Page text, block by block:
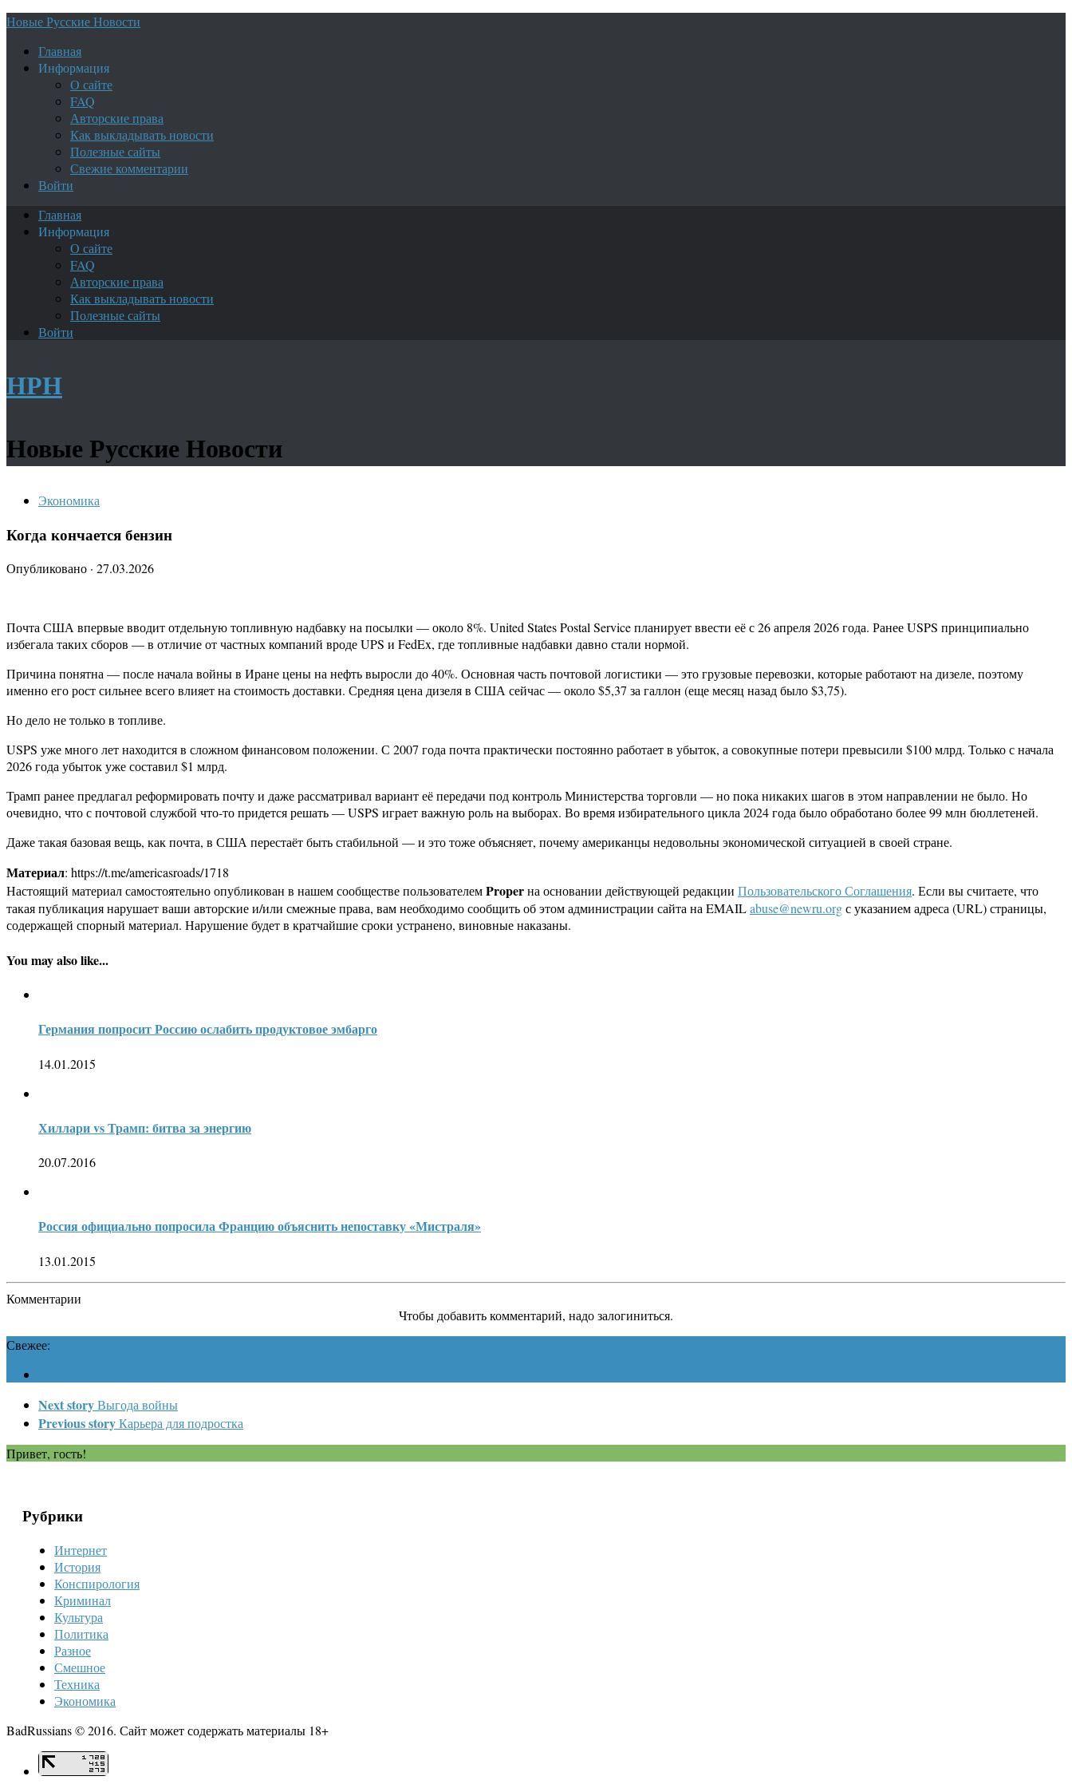
Новые Русские Новости
Главная
Информация
О сайте
FAQ
Авторские права
Как выкладывать новости
Полезные сайты
Свежие комментарии
Войти
Главная
Информация
О сайте
FAQ
Авторские права
Как выкладывать новости
Полезные сайты
Войти
НРН
Новые Русские Новости
Экономика
Когда кончается бензин
Опубликовано · 27.03.2026
Почта США впервые вводит отдельную топливную надбавку на посылки — около 8%. United States Postal Service планирует ввести её с 26 апреля 2026 года. Ранее USPS принципиально
избегала таких сборов — в отличие от частных компаний вроде UPS и FedEx, где топливные надбавки давно стали нормой.
Причина понятна — после начала войны в Иране цены на нефть выросли до 40%. Основная часть почтовой логистики — это грузовые перевозки, которые работают на дизеле, поэтому
именно его рост сильнее всего влияет на стоимость доставки. Средняя цена дизеля в США сейчас — около $5,37 за галлон (еще месяц назад было $3,75).
Но дело не только в топливе.
USPS уже много лет находится в сложном финансовом положении. С 2007 года почта практически постоянно работает в убыток, а совокупные потери превысили $100 млрд. Только с начала
2026 года убыток уже составил $1 млрд.
Трамп ранее предлагал реформировать почту и даже рассматривал вариант её передачи под контроль Министерства торговли — но пока никаких шагов в этом направлении не было. Но
очевидно, что с почтовой службой что-то придется решать — USPS играет важную роль на выборах. Во время избирательного цикла 2024 года было обработано более 99 млн бюллетеней.
Даже такая базовая вещь, как почта, в США перестаёт быть стабильной — и это тоже объясняет, почему американцы недовольны экономической ситуацией в своей стране.
Материал: https://t.me/americasroads/1718
Настоящий материал самостоятельно опубликован в нашем сообществе пользователемProperна основании действующей редакции Пользовательского Соглашения. Если вы считаете, что
такая публикация нарушает ваши авторские и/или смежные права, вам необходимо сообщить об этом администрации сайта на EMAILabuse@newru.orgс указанием адреса (URL) страницы,
содержащей спорный материал. Нарушение будет в кратчайшие сроки устранено, виновные наказаны.
You may also like...
Германия попросит Россию ослабить продуктовое эмбарго
14.01.2015
Хиллари vs Трамп: битва за энергию
20.07.2016
Россия официально попросила Францию объяснить непоставку «Мистраля»
13.01.2015
Комментарии
Чтобы добавить комментарий, надо залогиниться.
Свежее:
Next storyВыгода войны
Previous storyКарьера для подростка
Привет, гость!
Рубрики
Интернет
История
Конспирология
Криминал
Культура
Политика
Разное
Смешное
Техника
Экономика
BadRussians © 2016. Сайт может содержать материалы 18+